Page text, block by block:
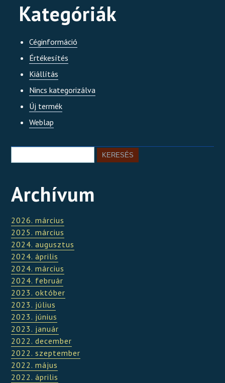
Kategóriák
Céginformáció
Értékesítés
Kiállítás
Nincs kategorizálva
Új termék
Weblap
Archívum
2026. március
2025. március
2024. augusztus
2024. április
2024. március
2024. február
2023. október
2023. július
2023. június
2023. január
2022. december
2022. szeptember
2022. május
2022. április